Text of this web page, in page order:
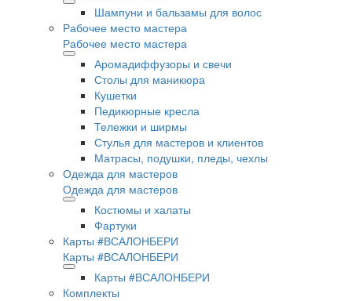
Шампуни и бальзамы для волос
Рабочее место мастера
Рабочее место мастера
Аромадиффузоры и свечи
Столы для маникюра
Кушетки
Педикюрные кресла
Тележки и ширмы
Стулья для мастеров и клиентов
Матрасы, подушки, пледы, чехлы
Одежда для мастеров
Одежда для мастеров
Костюмы и халаты
Фартуки
Карты #ВСАЛОНБЕРИ
Карты #ВСАЛОНБЕРИ
Карты #ВСАЛОНБЕРИ
Комплекты